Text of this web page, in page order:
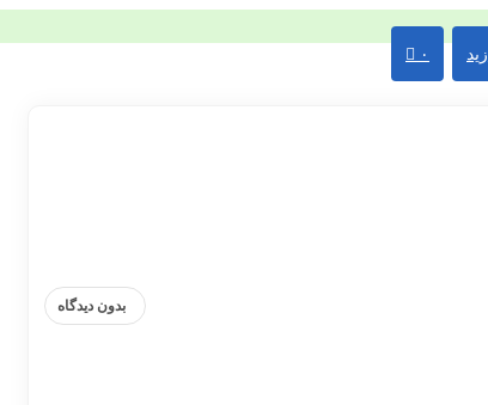
۰
بدون دیدگاه